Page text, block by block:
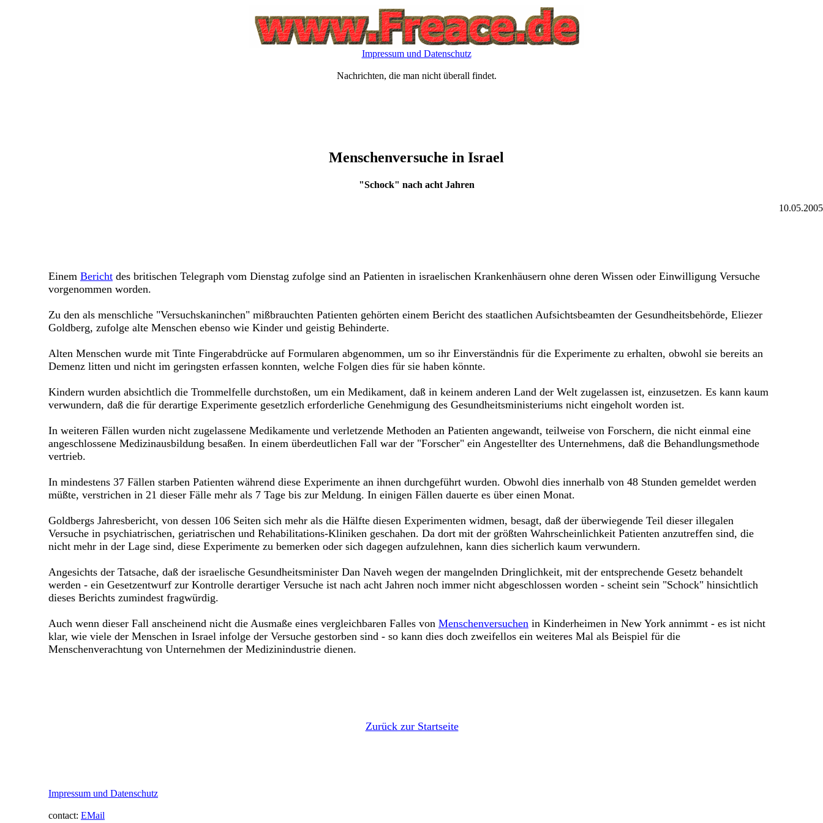
Impressum und Datenschutz
Nachrichten, die man nicht überall findet.
Menschenversuche in Israel
"Schock" nach acht Jahren
Einem Bericht des britischen Telegraph vom Dienstag zufolge sind an Patienten in israelischen Krankenhäusern ohne deren Wissen oder Einwilligung Versuche
vorgenommen worden.
Zu den als menschliche "Versuchskaninchen" mißbrauchten Patienten gehörten einem Bericht des staatlichen Aufsichtsbeamten der Gesundheitsbehörde, Eliezer
Goldberg, zufolge alte Menschen ebenso wie Kinder und geistig Behinderte.
Alten Menschen wurde mit Tinte Fingerabdrücke auf Formularen abgenommen, um so ihr Einverständnis für die Experimente zu erhalten, obwohl sie bereits an
Demenz litten und nicht im geringsten erfassen konnten, welche Folgen dies für sie haben könnte.
Kindern wurden absichtlich die Trommelfelle durchstoßen, um ein Medikament, daß in keinem anderen Land der Welt zugelassen ist, einzusetzen. Es kann kaum
verwundern, daß die für derartige Experimente gesetzlich erforderliche Genehmigung des Gesundheitsministeriums nicht eingeholt worden ist.
In weiteren Fällen wurden nicht zugelassene Medikamente und verletzende Methoden an Patienten angewandt, teilweise von Forschern, die nicht einmal eine
angeschlossene Medizinausbildung besaßen. In einem überdeutlichen Fall war der "Forscher" ein Angestellter des Unternehmens, daß die Behandlungsmethode
vertrieb.
In mindestens 37 Fällen starben Patienten während diese Experimente an ihnen durchgeführt wurden. Obwohl dies innerhalb von 48 Stunden gemeldet werden
müßte, verstrichen in 21 dieser Fälle mehr als 7 Tage bis zur Meldung. In einigen Fällen dauerte es über einen Monat.
Goldbergs Jahresbericht, von dessen 106 Seiten sich mehr als die Hälfte diesen Experimenten widmen, besagt, daß der überwiegende Teil dieser illegalen
Versuche in psychiatrischen, geriatrischen und Rehabilitations-Kliniken geschahen. Da dort mit der größten Wahrscheinlichkeit Patienten anzutreffen sind, die
nicht mehr in der Lage sind, diese Experimente zu bemerken oder sich dagegen aufzulehnen, kann dies sicherlich kaum verwundern.
Angesichts der Tatsache, daß der israelische Gesundheitsminister Dan Naveh wegen der mangelnden Dringlichkeit, mit der entsprechende Gesetz behandelt
werden - ein Gesetzentwurf zur Kontrolle derartiger Versuche ist nach acht Jahren noch immer nicht abgeschlossen worden - scheint sein "Schock" hinsichtlich
dieses Berichts zumindest fragwürdig.
Auch wenn dieser Fall anscheinend nicht die Ausmaße eines vergleichbaren Falles von Menschenversuchen in Kinderheimen in New York annimmt - es ist nicht
klar, wie viele der Menschen in Israel infolge der Versuche gestorben sind - so kann dies doch zweifellos ein weiteres Mal als Beispiel für die
Menschenverachtung von Unternehmen der Medizinindustrie dienen.
Zurück zur Startseite
Impressum und Datenschutz
contact: EMail